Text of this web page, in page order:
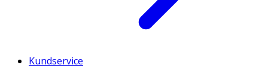
Kundservice